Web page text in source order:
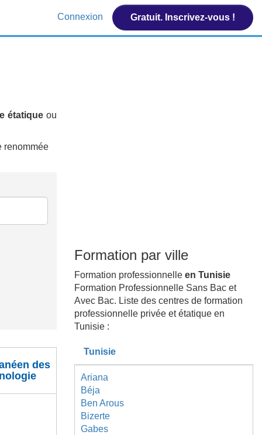
Connexion Gratuit. Inscrivez-vous !
étatiqueou
renommée
des
Formation par ville
Formation professionnelle en Tunisie
Formation Professionnelle Sans Bac et
Avec Bac. Liste des centres de formation
professionnelle privée et étatique en
Tunisie :
Tunisie
Ariana
Béja
Ben Arous
Bizerte
Gabes